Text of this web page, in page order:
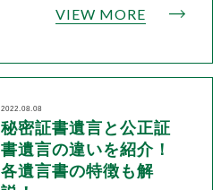
VIEW MORE
2022.08.08
秘密証書遺言と公正証
書遺言の違いを紹介！
各遺言書の特徴も解